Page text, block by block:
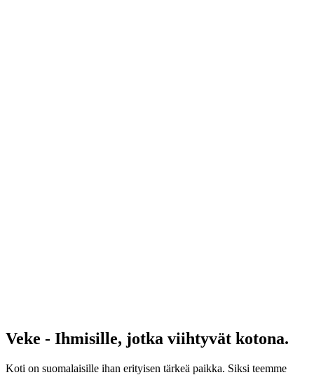
Veke - Ihmisille, jotka viihtyvät kotona.
Koti on suomalaisille ihan erityisen tärkeä paikka. Siksi teemme